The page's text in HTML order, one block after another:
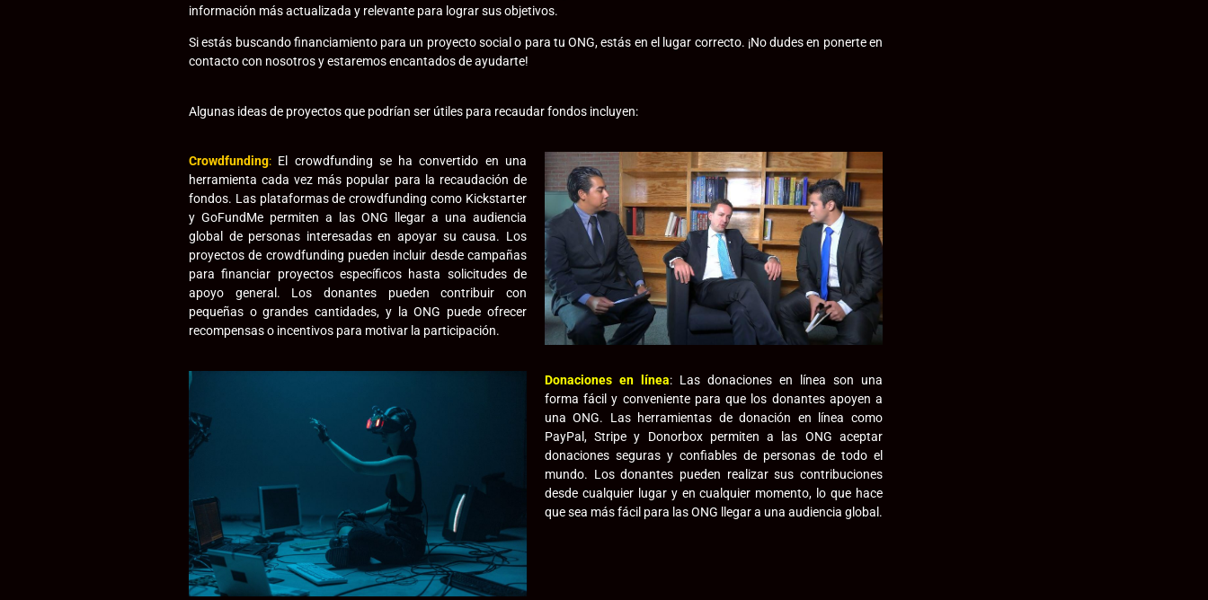
información más actualizada y relevante para lograr sus objetivos.
Si estás buscando financiamiento para un proyecto social o para tu ONG, estás en el lugar correcto. ¡No dudes en ponerte en
contacto con nosotros y estaremos encantados de ayudarte!
Algunas ideas de proyectos que podrían ser útiles para recaudar fondos incluyen:
Crowdfunding:El crowdfunding se ha convertido en una
herramienta cada vez más popular para la recaudación de
fondos. Las plataformas de crowdfunding como Kickstarter
y GoFundMe permiten a las ONG llegar a una audiencia
global de personas interesadas en apoyar su causa. Los
proyectos de crowdfunding pueden incluir desde campañas
para financiar proyectos específicos hasta solicitudes de
apoyo general. Los donantes pueden contribuir con
pequeñas o grandes cantidades, y la ONG puede ofrecer
recompensas o incentivos para motivar la participación.
Donaciones en línea: Las donaciones en línea son una
forma fácil y conveniente para que los donantes apoyen a
una ONG. Las herramientas de donación en línea como
PayPal, Stripe y Donorbox permiten a las ONG aceptar
donaciones seguras y confiables de personas de todo el
mundo. Los donantes pueden realizar sus contribuciones
desde cualquier lugar y en cualquier momento, lo que hace
que sea más fácil para las ONG llegar a una audiencia global.